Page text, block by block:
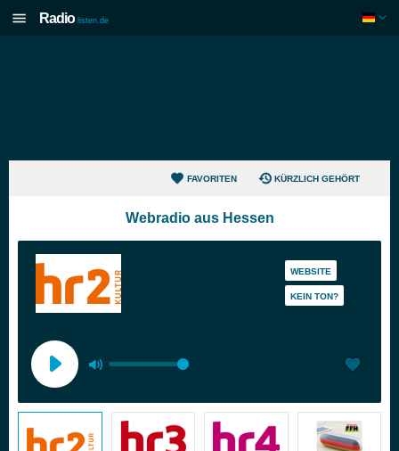
Radio listen.de
FAVORITEN KÜRZLICH GEHÖRT
Webradio aus Hessen
WEBSITE
KEIN TON?